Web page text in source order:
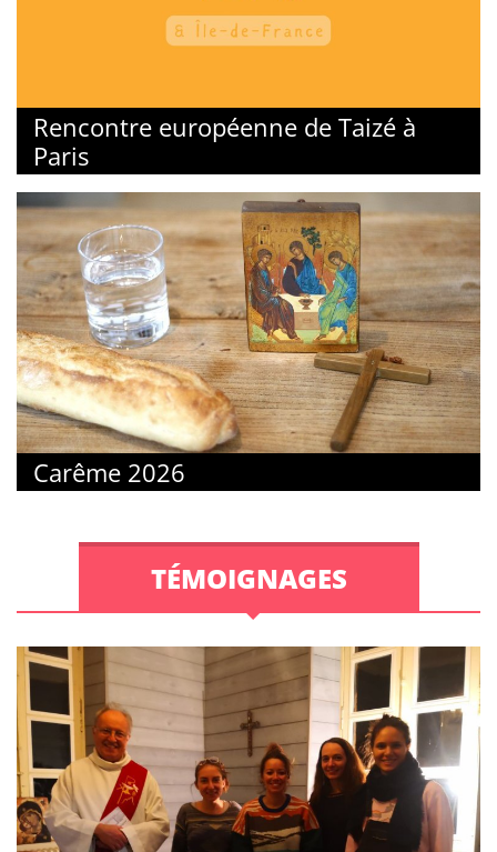
Rencontre européenne de Taizé à
Paris
Carême 2026
TÉMOIGNAGES